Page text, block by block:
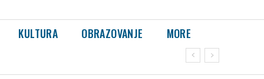
KULTURA OBRAZOVANJE MORE